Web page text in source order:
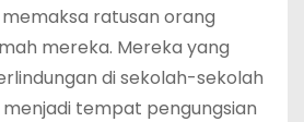
ratusan orang
mereka. Mereka yang
di sekolah-sekolah
tempat pengungsian